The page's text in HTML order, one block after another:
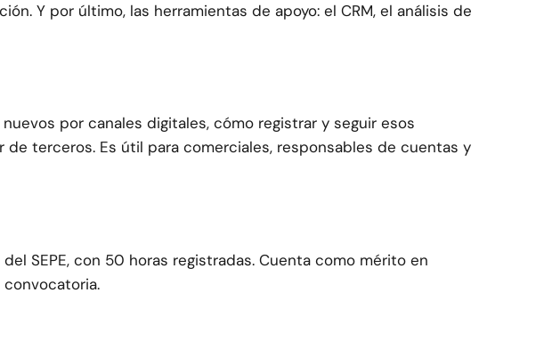
Y por último, las herramientas de apoyo: el CRM, el análisis de
por canales digitales, cómo registrar y seguir esos
terceros. Es útil para comerciales, responsables de cuentas y
SEPE, con 50 horas registradas. Cuenta como mérito en